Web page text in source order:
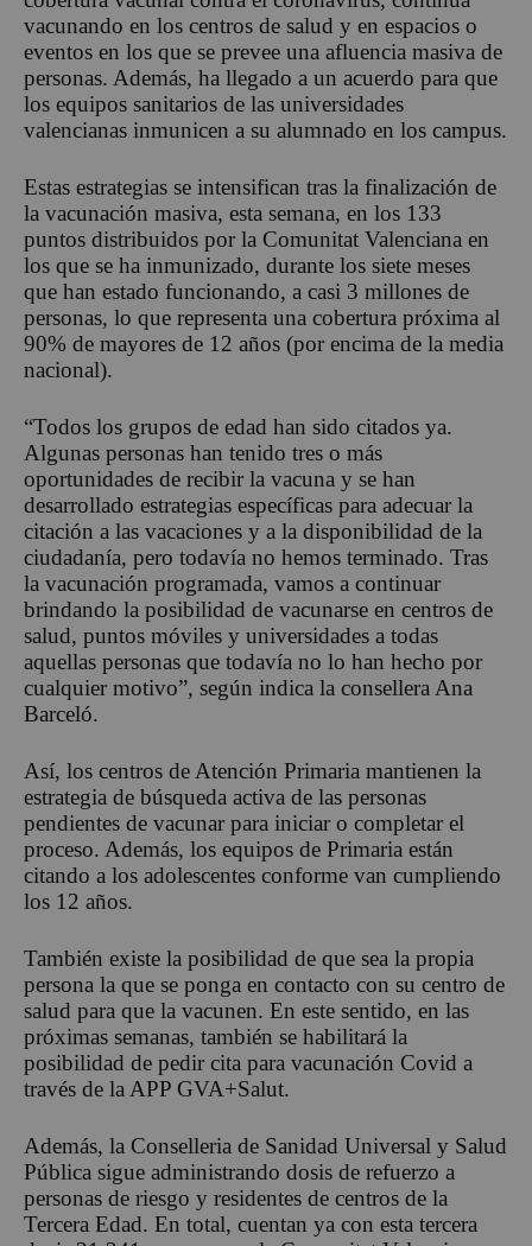
vacunando en los centros de salud y en espacios o
eventos en los que se prevee una afluencia masiva de
personas. Además, ha llegado a un acuerdo para que
los equipos sanitarios de las universidades
valencianas inmunicen a su alumnado en los campus.
Estas estrategias se intensifican tras la finalización de
la vacunación masiva, esta semana, en los 133
puntos distribuidos por la Comunitat Valenciana en
los que se ha inmunizado, durante los siete meses
que han estado funcionando, a casi 3 millones de
personas, lo que representa una cobertura próxima al
90% de mayores de 12 años (por encima de la media
nacional).
“Todos los grupos de edad han sido citados ya.
Algunas personas han tenido tres o más
oportunidades de recibir la vacuna y se han
desarrollado estrategias específicas para adecuar la
citación a las vacaciones y a la disponibilidad de la
ciudadanía, pero todavía no hemos terminado. Tras
la vacunación programada, vamos a continuar
brindando la posibilidad de vacunarse en centros de
salud, puntos móviles y universidades a todas
aquellas personas que todavía no lo han hecho por
cualquier motivo”, según indica la consellera Ana
Barceló.
Así, los centros de Atención Primaria mantienen la
estrategia de búsqueda activa de las personas
pendientes de vacunar para iniciar o completar el
proceso. Además, los equipos de Primaria están
citando a los adolescentes conforme van cumpliendo
los 12 años.
También existe la posibilidad de que sea la propia
persona la que se ponga en contacto con su centro de
salud para que la vacunen. En este sentido, en las
próximas semanas, también se habilitará la
posibilidad de pedir cita para vacunación Covid a
través de la APP GVA+Salut.
Además, la Conselleria de Sanidad Universal y Salud
Pública sigue administrando dosis de refuerzo a
personas de riesgo y residentes de centros de la
Tercera Edad. En total, cuentan ya con esta tercera